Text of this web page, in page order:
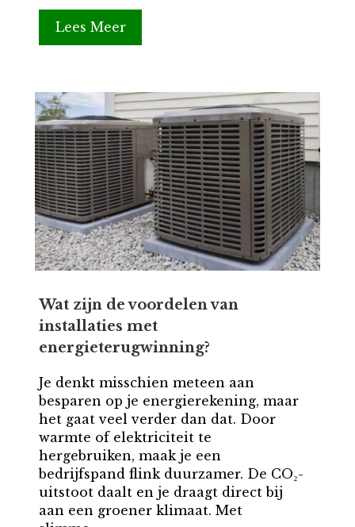
Lees Meer
Wat zijn de voordelen van
installaties met
energieterugwinning?
Je denkt misschien meteen aan
besparen op je energierekening, maar
het gaat veel verder dan dat. Door
warmte of elektriciteit te
hergebruiken, maak je een
bedrijfspand flink duurzamer. De CO₂-
uitstoot daalt en je draagt direct bij
aan een groener klimaat. Met